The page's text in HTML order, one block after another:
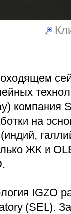
компания
на
ЖК и
IGZO
(SEL).